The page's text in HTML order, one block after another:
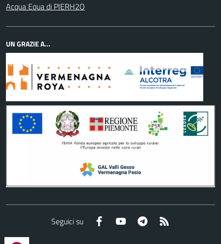
Acqua Equa di PIERH2O
UN GRAZIE A...
Seguici su Facebook YouTube Telegram